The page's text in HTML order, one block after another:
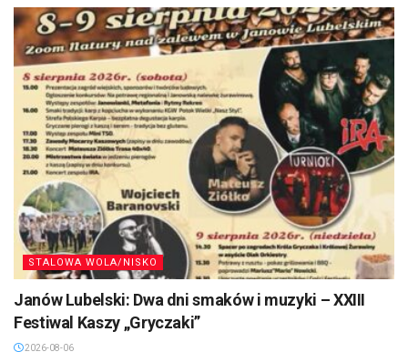
STALOWA WOLA/NISKO
Janów Lubelski: Dwa dni smaków i muzyki – XXIII
Festiwal Kaszy „Gryczaki”
2026-08-06